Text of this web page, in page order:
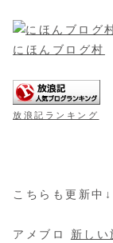
にほんブログ村
放浪記ランキング
こちらも更新中↓
アメブロ 新し